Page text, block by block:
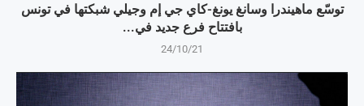
توسّع ماهيندرا وسانغ يونغ-كاي جي إم وجيلي شبكتها في تونس
بافتتاح فرع جديد في...
24/10/21